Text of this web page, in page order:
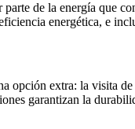
parte de la energía que
energética, e
opción extra: la visita
garantizan la